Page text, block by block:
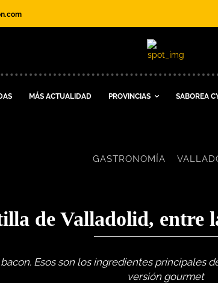
MÁS ACTUALIDAD PROVINCIAS SABOREA
GASTRONOMÍA
de Valladolid, entre
Esos son los ingredientes principales
versión gourmet